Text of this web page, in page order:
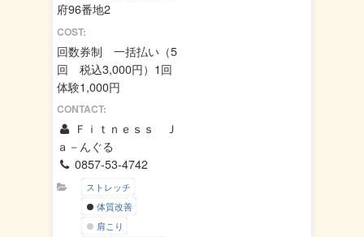
府96番地2
COST:
回数券制 一括払い（5
回 税込3,000円）1回
体験1,000円
CONTACT:
Ｆｉｔｎｅｓｓ Ｊ
ａ－んぐる
0857-53-4742
ストレッチ
体質改善
肩こり